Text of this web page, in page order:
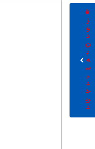
اف
ز
و
د
ن
ب
ه
س
ب
د
خ
ری
د